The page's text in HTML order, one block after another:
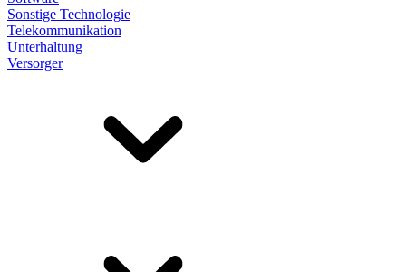
Sonstige Technologie
Telekommunikation
Unterhaltung
Versorger